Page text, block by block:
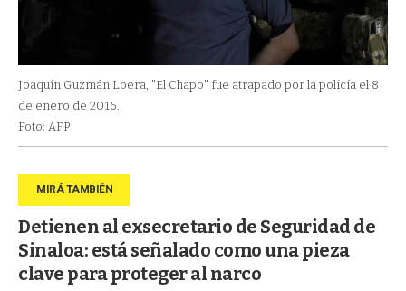
Joaquín Guzmán Loera, "El Chapo" fue atrapado por la policía el 8
de enero de 2016.
Foto: AFP
Detienen al exsecretario de Seguridad de
Sinaloa: está señalado como una pieza
clave para proteger al narco